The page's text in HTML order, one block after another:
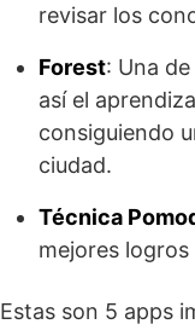
revisar los
Forest: Una
así el
consiguiendo
ciudad.
Técnica
mejores
Estas son 5 apps